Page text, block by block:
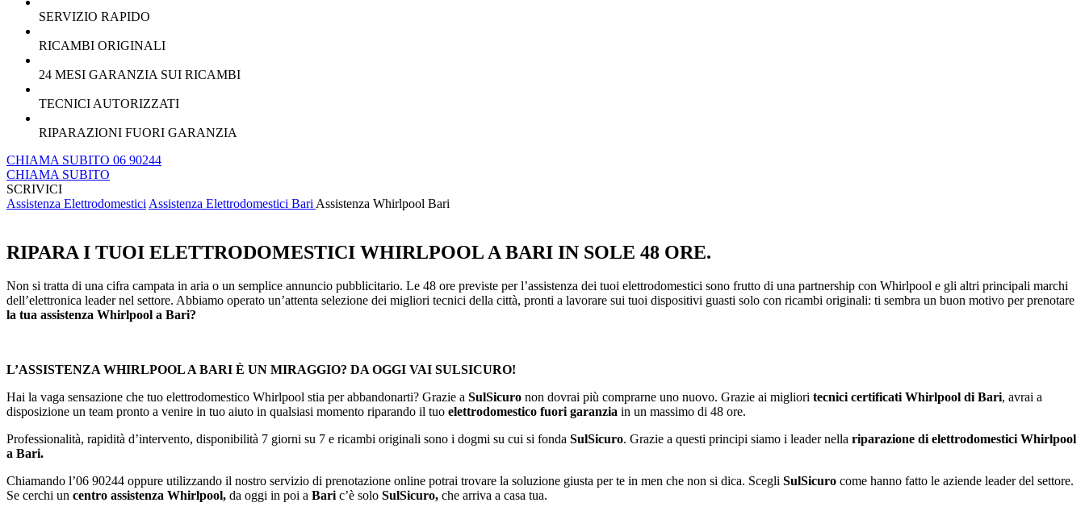
SERVIZIO RAPIDO
RICAMBI ORIGINALI
24 MESI GARANZIA SUI RICAMBI
TECNICI AUTORIZZATI
RIPARAZIONI FUORI GARANZIA
CHIAMA SUBITO 06 90244
CHIAMA SUBITO
SCRIVICI
Assistenza Elettrodomestici Assistenza Elettrodomestici Bari Assistenza Whirlpool Bari
RIPARA I TUOI ELETTRODOMESTICI WHIRLPOOL A BARI IN SOLE 48 ORE.
Non si tratta di una cifra campata in aria o un semplice annuncio pubblicitario. Le 48 ore previste per l’assistenza dei tuoi elettrodomestici sono frutto di una partnership con Whirlpool e gli altri principali marchi
dell’elettronica leader nel settore. Abbiamo operato un’attenta selezione dei migliori tecnici della città, pronti a lavorare sui tuoi dispositivi guasti solo con ricambi originali: ti sembra un buon motivo per prenotare
la tua assistenza Whirlpool a Bari?
L’ASSISTENZA WHIRLPOOL A BARI È UN MIRAGGIO? DA OGGI VAI SULSICURO!
Hai la vaga sensazione che tuo elettrodomestico Whirlpool stia per abbandonarti? Grazie a SulSicuro non dovrai più comprarne uno nuovo. Grazie ai migliori tecnici certificati Whirlpool di Bari, avrai a
disposizione un team pronto a venire in tuo aiuto in qualsiasi momento riparando il tuo elettrodomestico fuori garanzia in un massimo di 48 ore.
Professionalità, rapidità d’intervento, disponibilità 7 giorni su 7 e ricambi originali sono i dogmi su cui si fonda SulSicuro. Grazie a questi principi siamo i leader nella riparazione di elettrodomestici Whirlpool
a Bari.
Chiamando l’06 90244 oppure utilizzando il nostro servizio di prenotazione online potrai trovare la soluzione giusta per te in men che non si dica. Scegli SulSicuro come hanno fatto le aziende leader del settore.
Se cerchi un centro assistenza Whirlpool, da oggi in poi a Baric’è solo SulSicuro, che arriva a casa tua.